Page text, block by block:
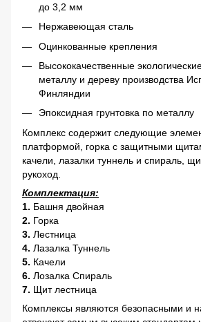
до 3,2 мм
Нержавеющая сталь
Оцинкованные крепления
Высококачественные
металлу и дереву производства
Финляндии
Эпоксидная грунтовка по металлу
Комплекс содержит следующие
платформой, горка с защитными
качели, лазалки туннель и спираль,
рукоход.
Комплектация:
1. Башня двойная
2. Горка
3. Лестница
4. Лазалка Туннель
5. Качели
6. Лозалка Спираль
7. Щит лестница
Комплексы являются безопасными и